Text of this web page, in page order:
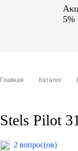
5%
Главная Каталог
Stels Pilot
2 вопрос(ов)